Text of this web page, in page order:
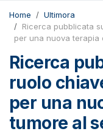
Home
Ultimora
Ricerca pubblicata
per una nuova terapia
Ricerca
ruolo
per una
tumore al